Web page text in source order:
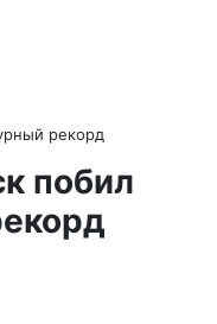
рекорд
побил